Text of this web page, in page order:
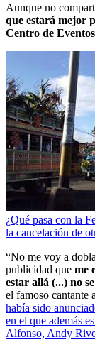
Aunque no
que estará mejor
Centro de
¿Qué pasa con la
la cancelación de
“No me voy a
publicidad que me
estar allá (...) no
el famoso cantante
había sido
en el que además
Alfonso, Andy